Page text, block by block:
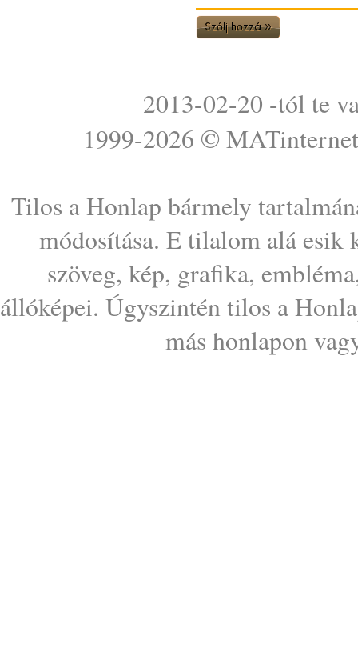
2013-02-20 -tól te
1999-2026 © MATinternet
Tilos a Honlap bármely
módosítása. E tilalom alá esik
szöveg, kép, grafika,
állóképei. Úgyszintén tilos a
más honlapon